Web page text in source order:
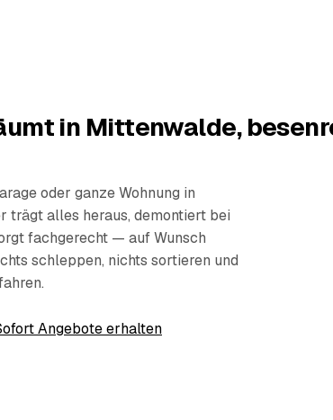
in Mittenwalde,
oder ganze Wohnung in
trägt alles heraus, demontiert bei
fachgerecht — auf Wunsch
schleppen, nichts sortieren und
Angebote erhalten